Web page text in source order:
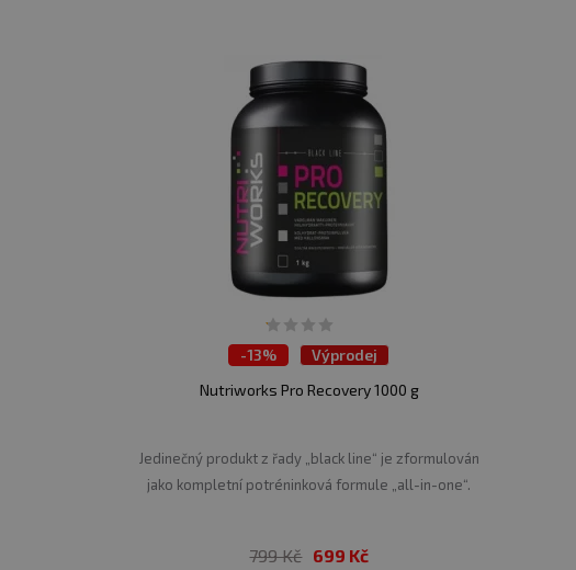
-13%
Výprodej
Nutriworks Pro Recovery 1000 g
Jedinečný produkt z řady „black line“ je zformulován
jako kompletní potréninková formule „all-in-one“.
799 Kč 699 Kč